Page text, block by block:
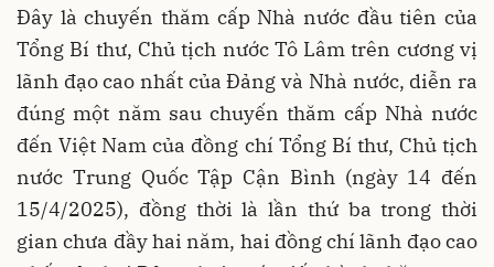
Đây là chuyến thăm cấp Nhà nước đầu tiên của
Tổng Bí thư, Chủ tịch nước Tô Lâm trên cương vị
lãnh đạo cao nhất của Đảng và Nhà nước, diễn ra
đúng một năm sau chuyến thăm cấp Nhà nước
đến Việt Nam của đồng chí Tổng Bí thư, Chủ tịch
nước Trung Quốc Tập Cận Bình (ngày 14 đến
15/4/2025), đồng thời là lần thứ ba trong thời
gian chưa đầy hai năm, hai đồng chí lãnh đạo cao